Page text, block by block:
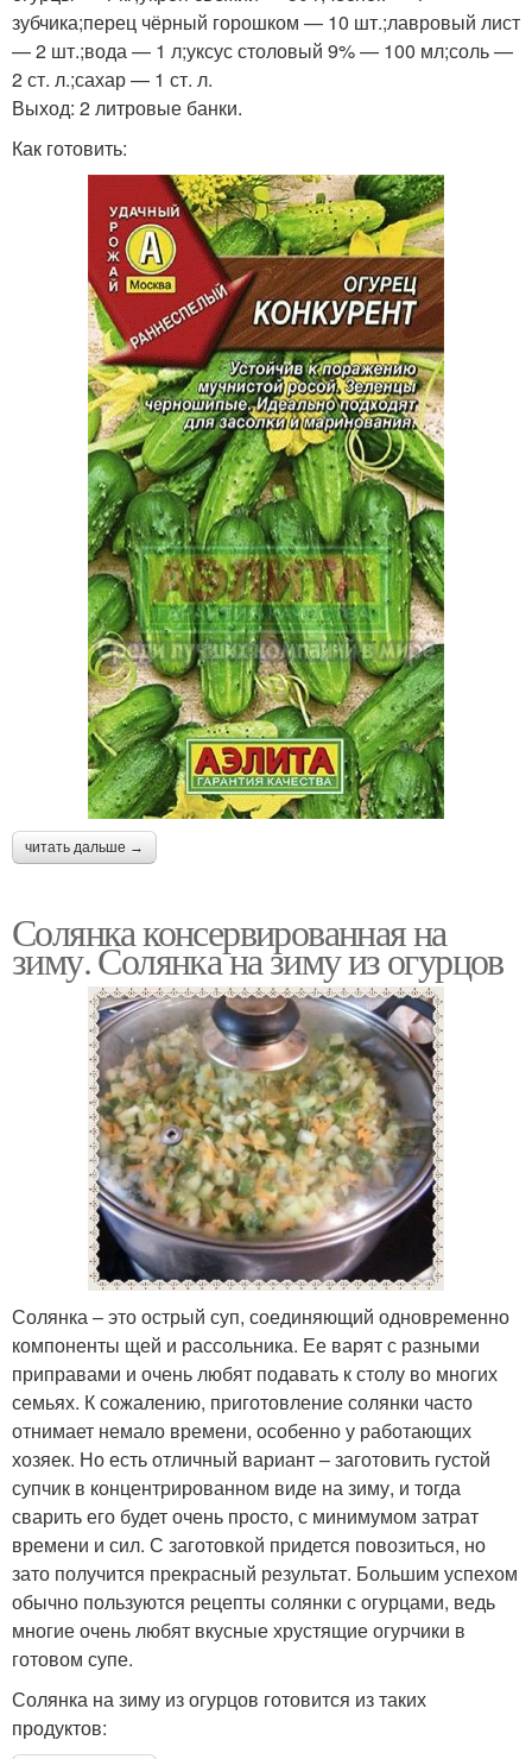
зубчика;перец чёрный горошком — 10 шт.;лавровый лист
— 2 шт.;вода — 1 л;уксус столовый 9% — 100 мл;соль —
2 ст. л.;сахар — 1 ст. л.
Выход: 2 литровые банки.
Как готовить:
читать дальше →
Солянка консервированная на
зиму. Солянка на зиму из огурцов
Солянка – это острый суп, соединяющий одновременно
компоненты щей и рассольника. Ее варят с разными
приправами и очень любят подавать к столу во многих
семьях. К сожалению, приготовление солянки часто
отнимает немало времени, особенно у работающих
хозяек. Но есть отличный вариант – заготовить густой
супчик в концентрированном виде на зиму, и тогда
сварить его будет очень просто, с минимумом затрат
времени и сил. С заготовкой придется повозиться, но
зато получится прекрасный результат. Большим успехом
обычно пользуются рецепты солянки с огурцами, ведь
многие очень любят вкусные хрустящие огурчики в
готовом супе.
Солянка на зиму из огурцов готовится из таких
продуктов: